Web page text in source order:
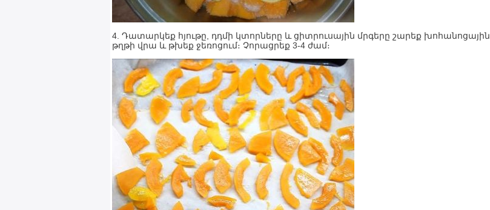
4. Դատարկեք հյութը, դդմի կտորները և ցիտրուսային մրգերը շարեք խոհանոցային
թղթի վրա և թխեք ջեռոցում։ Չորացրեք 3-4 ժամ։